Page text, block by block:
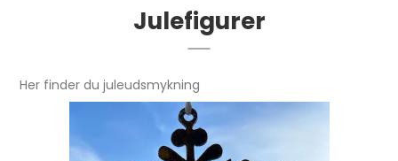
Julefigurer
Her finder du juleudsmykning